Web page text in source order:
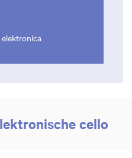
cello